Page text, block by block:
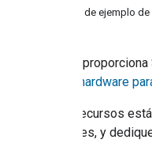
App de ejemplo
Google
propio hardware
Estos recursos
funciones, y